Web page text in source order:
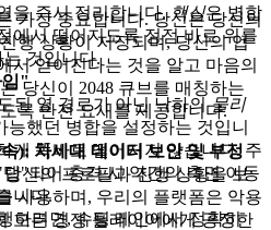
을 즉시 정리합니다.핵심은 병합
에서 떨어지도록 정점 바로 위를
것입니다.
임"
된 열 경로가 아닌 낙하의물리
능했던 병합을 설정하는 것입니
게 똑바로 떨어지지 않습니다. 주
"되어 충격 시 약간의 측면 이동
니다.
하려면, 슈팅 레인에서 정확히
가장 중요합니다. 당신은 당신의
행 상황이 저장되며, 당신의 업
서 얻어진다는 것을 알고 마음의
당신이 2048 큐브를 매칭하는
록 안전 요새를 제공합니다.
): 차세대 데이터 보안 및 부정
신의 프로필과 진행 상황을 보
사용하며, 우리의 플랫폼은 악용
모든 경쟁 플레이어에게 공정한